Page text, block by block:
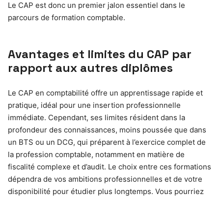
Le CAP est donc un premier jalon essentiel dans le
parcours de formation comptable.
Avantages et limites du CAP par
rapport aux autres diplômes
Le CAP en comptabilité offre un apprentissage rapide et
pratique, idéal pour une insertion professionnelle
immédiate. Cependant, ses limites résident dans la
profondeur des connaissances, moins poussée que dans
un BTS ou un DCG, qui préparent à l’exercice complet de
la profession comptable, notamment en matière de
fiscalité complexe et d’audit. Le choix entre ces formations
dépendra de vos ambitions professionnelles et de votre
disponibilité pour étudier plus longtemps. Vous pourriez